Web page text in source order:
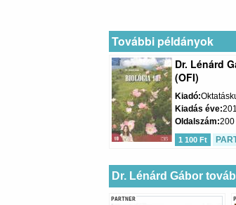
További példányok
Dr. Lénárd
(OFI)
Kiadó
Kiadás éve
Oldalszám 200
1 100 Ft
Dr. Lénárd Gábor
PARTNER